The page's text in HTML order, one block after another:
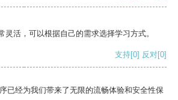
灵活，可以根据自己的需求选择学习方式。
支持[0] 反对[0]
已经为我们带来了无限的流畅体验和安全性保